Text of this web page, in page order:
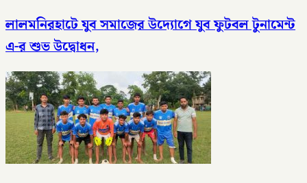
লালমনিরহাটে যুব সমাজের উদ্যোগে যুব ফুটবল টুনামেন্ট
এ-র শুভ উদ্বোধন,